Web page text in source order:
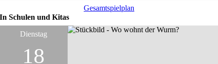
Gesamtspielplan
In Schulen und Kitas
Dienstag
18